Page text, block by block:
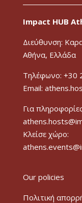
Impact HUB
Διεύθυνση:
Αθήνα, Ελλάδα
Τηλέφωνο: +30
Email:
Για
Κλείσε χώρο:
Our policies
Πολιτική